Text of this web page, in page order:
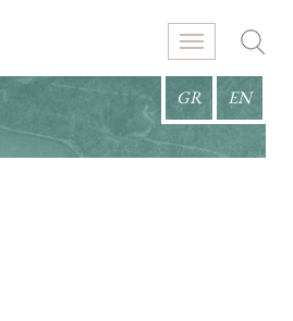
GR EN